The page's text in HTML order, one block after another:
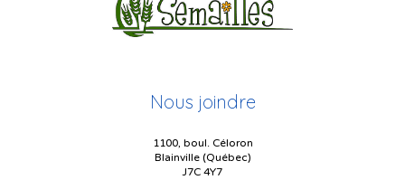
Nous joindre
1100, boul. Céloron
Blainville (Québec)
J7C 4Y7